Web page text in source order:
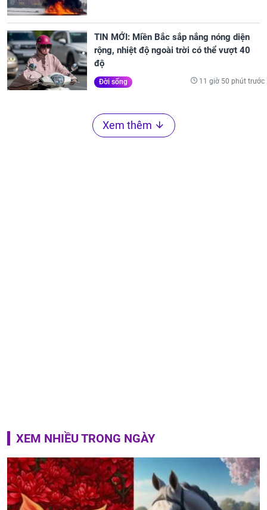
TIN MỚI: Miền Bắc sắp nắng nóng diện
rộng, nhiệt độ ngoài trời có thể vượt 40
độ
Đời sống 11 giờ 50 phút trước
Xem thêm
XEM NHIỀU TRONG NGÀY